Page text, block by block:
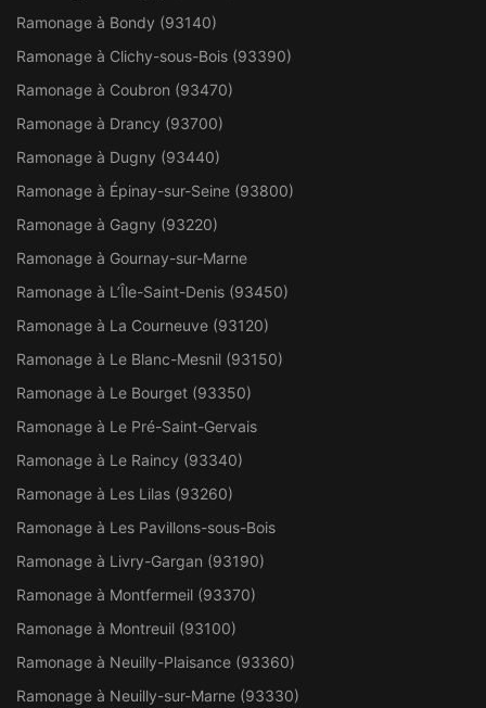
Ramonage à Bondy (93140)
Ramonage à Clichy-sous-Bois (93390)
Ramonage à Coubron (93470)
Ramonage à Drancy (93700)
Ramonage à Dugny (93440)
Ramonage à Épinay-sur-Seine (93800)
Ramonage à Gagny (93220)
Ramonage à Gournay-sur-Marne
Ramonage à L’Île-Saint-Denis (93450)
Ramonage à La Courneuve (93120)
Ramonage à Le Blanc-Mesnil (93150)
Ramonage à Le Bourget (93350)
Ramonage à Le Pré-Saint-Gervais
Ramonage à Le Raincy (93340)
Ramonage à Les Lilas (93260)
Ramonage à Les Pavillons-sous-Bois
Ramonage à Livry-Gargan (93190)
Ramonage à Montfermeil (93370)
Ramonage à Montreuil (93100)
Ramonage à Neuilly-Plaisance (93360)
Ramonage à Neuilly-sur-Marne (93330)